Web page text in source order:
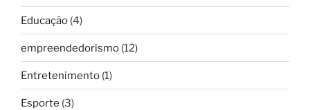
Educação (4)
empreendedorismo (12)
Entretenimento (1)
Esporte (3)